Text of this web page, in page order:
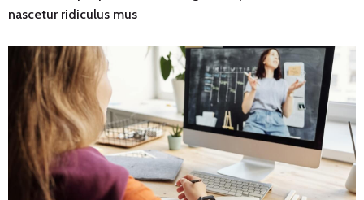
nascetur ridiculus mus